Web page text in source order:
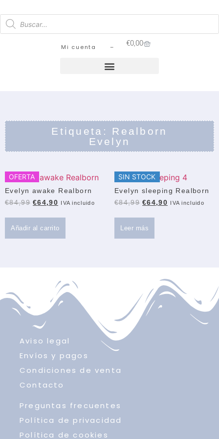
Mi cuenta – €0,00
Etiqueta: Realborn
Evelyn
OFERTA
Evelyn awake Realborn
€84,99 €64,90 IVA incluido
Añadir al carrito
SIN STOCK
Evelyn sleeping Realborn
€84,99 €64,90 IVA incluido
Leer más
Aviso legal
Envíos y pagos
Condiciones de venta
Contacto
Preguntas frecuentes
Política de privacidad
Política de cookies